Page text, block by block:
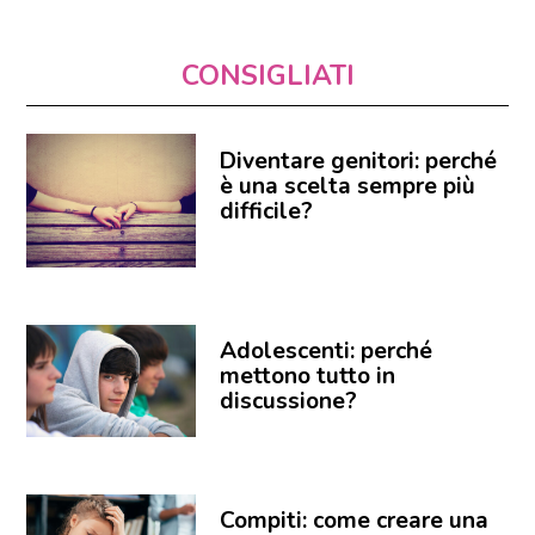
CONSIGLIATI
Diventare genitori: perché
è una scelta sempre più
difficile?
Adolescenti: perché
mettono tutto in
discussione?
Compiti: come creare una